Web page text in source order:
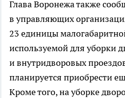
Глава Воронежа также
в управляющих
23 единицы
используемой для уборки
и внутридворовых
планируется приобрести
Кроме того, на уборке